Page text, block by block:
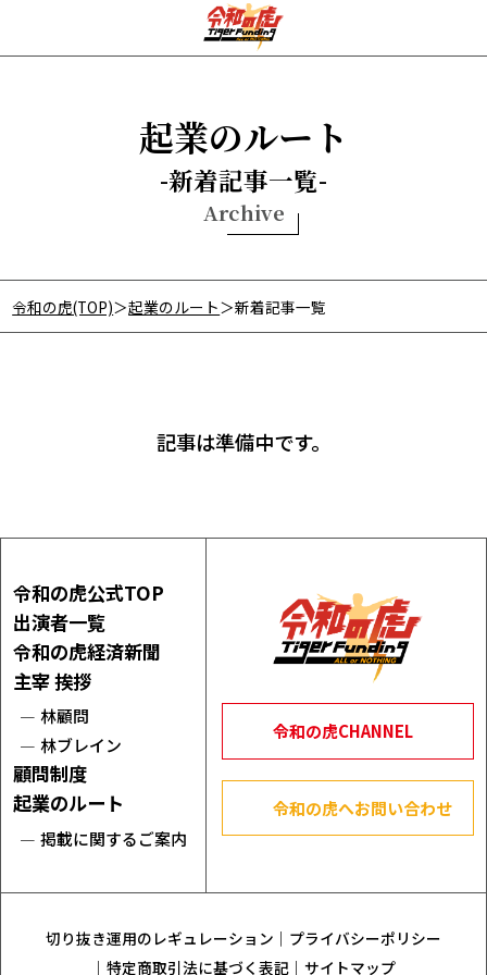
出演者一覧
プライバシーポリシー
特定商取引法に基づく表記
起業のルート
新着記事一覧
Archive
令和の虎(TOP) 起業のルート 新着記事一覧
記事は準備中です。
令和の虎公式TOP
出演者一覧
令和の虎経済新聞
主宰 挨拶
林顧問
林ブレイン
顧問制度
起業のルート
掲載に関するご案内
令和の虎CHANNEL
令和の虎へお問い合わせ
切り抜き運用のレギュレーション
プライバシーポリシー
特定商取引法に基づく表記
サイトマップ